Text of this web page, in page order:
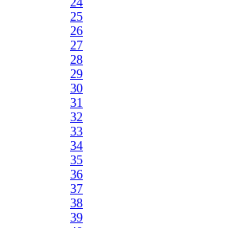
25
26
27
28
29
30
31
32
33
34
35
36
37
38
39